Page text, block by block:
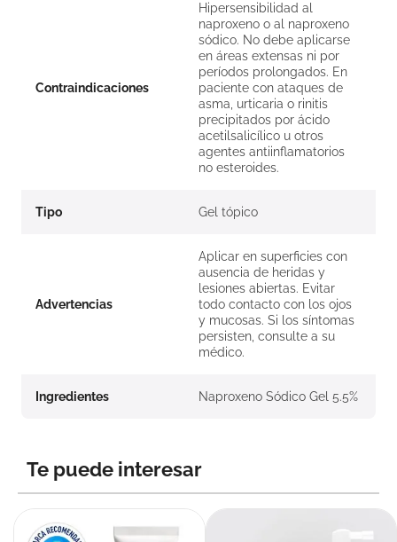
Contraindicaciones
Hipersensibilidad al
naproxeno o al naproxeno
sódico. No debe aplicarse
en áreas extensas ni por
períodos prolongados. En
paciente con ataques de
asma, urticaria o rinitis
precipitados por ácido
acetilsalicílico u otros
agentes antiinflamatorios
no esteroides.
Tipo Gel tópico
Advertencias
Aplicar en superficies con
ausencia de heridas y
lesiones abiertas. Evitar
todo contacto con los ojos
y mucosas. Si los síntomas
persisten, consulte a su
médico.
Ingredientes Naproxeno Sódico Gel 5.5%
Te puede interesar